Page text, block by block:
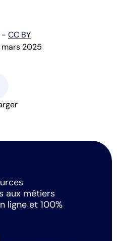
- CC BY
2025
aux métiers
ligne et 100%